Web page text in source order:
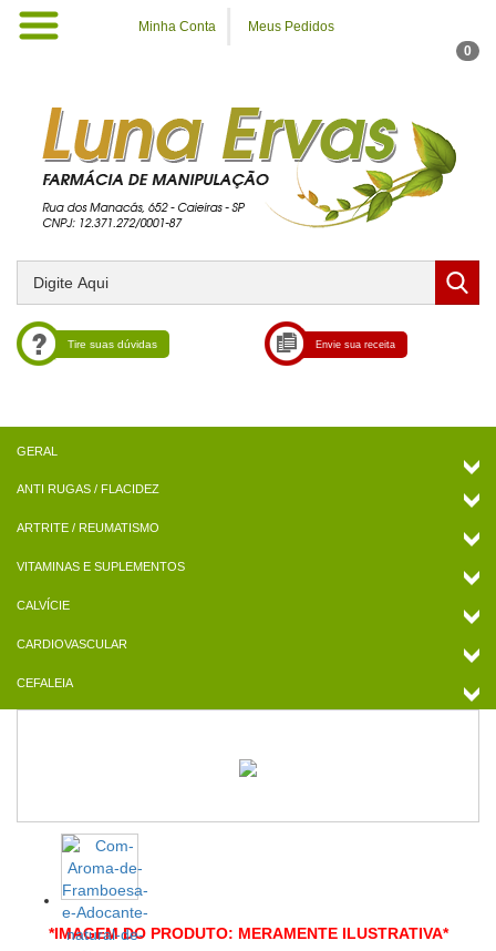
Minha Conta
Meus Pedidos
0
Tire suas dúvidas Envie sua receita
ANTI RUGAS / FLACIDEZ
ARTRITE / REUMATISMO
VITAMINAS E SUPLEMENTOS
CALVÍCIE
CARDIOVASCULAR
CEFALEIA
*IMAGEM DO PRODUTO: MERAMENTE ILUSTRATIVA*